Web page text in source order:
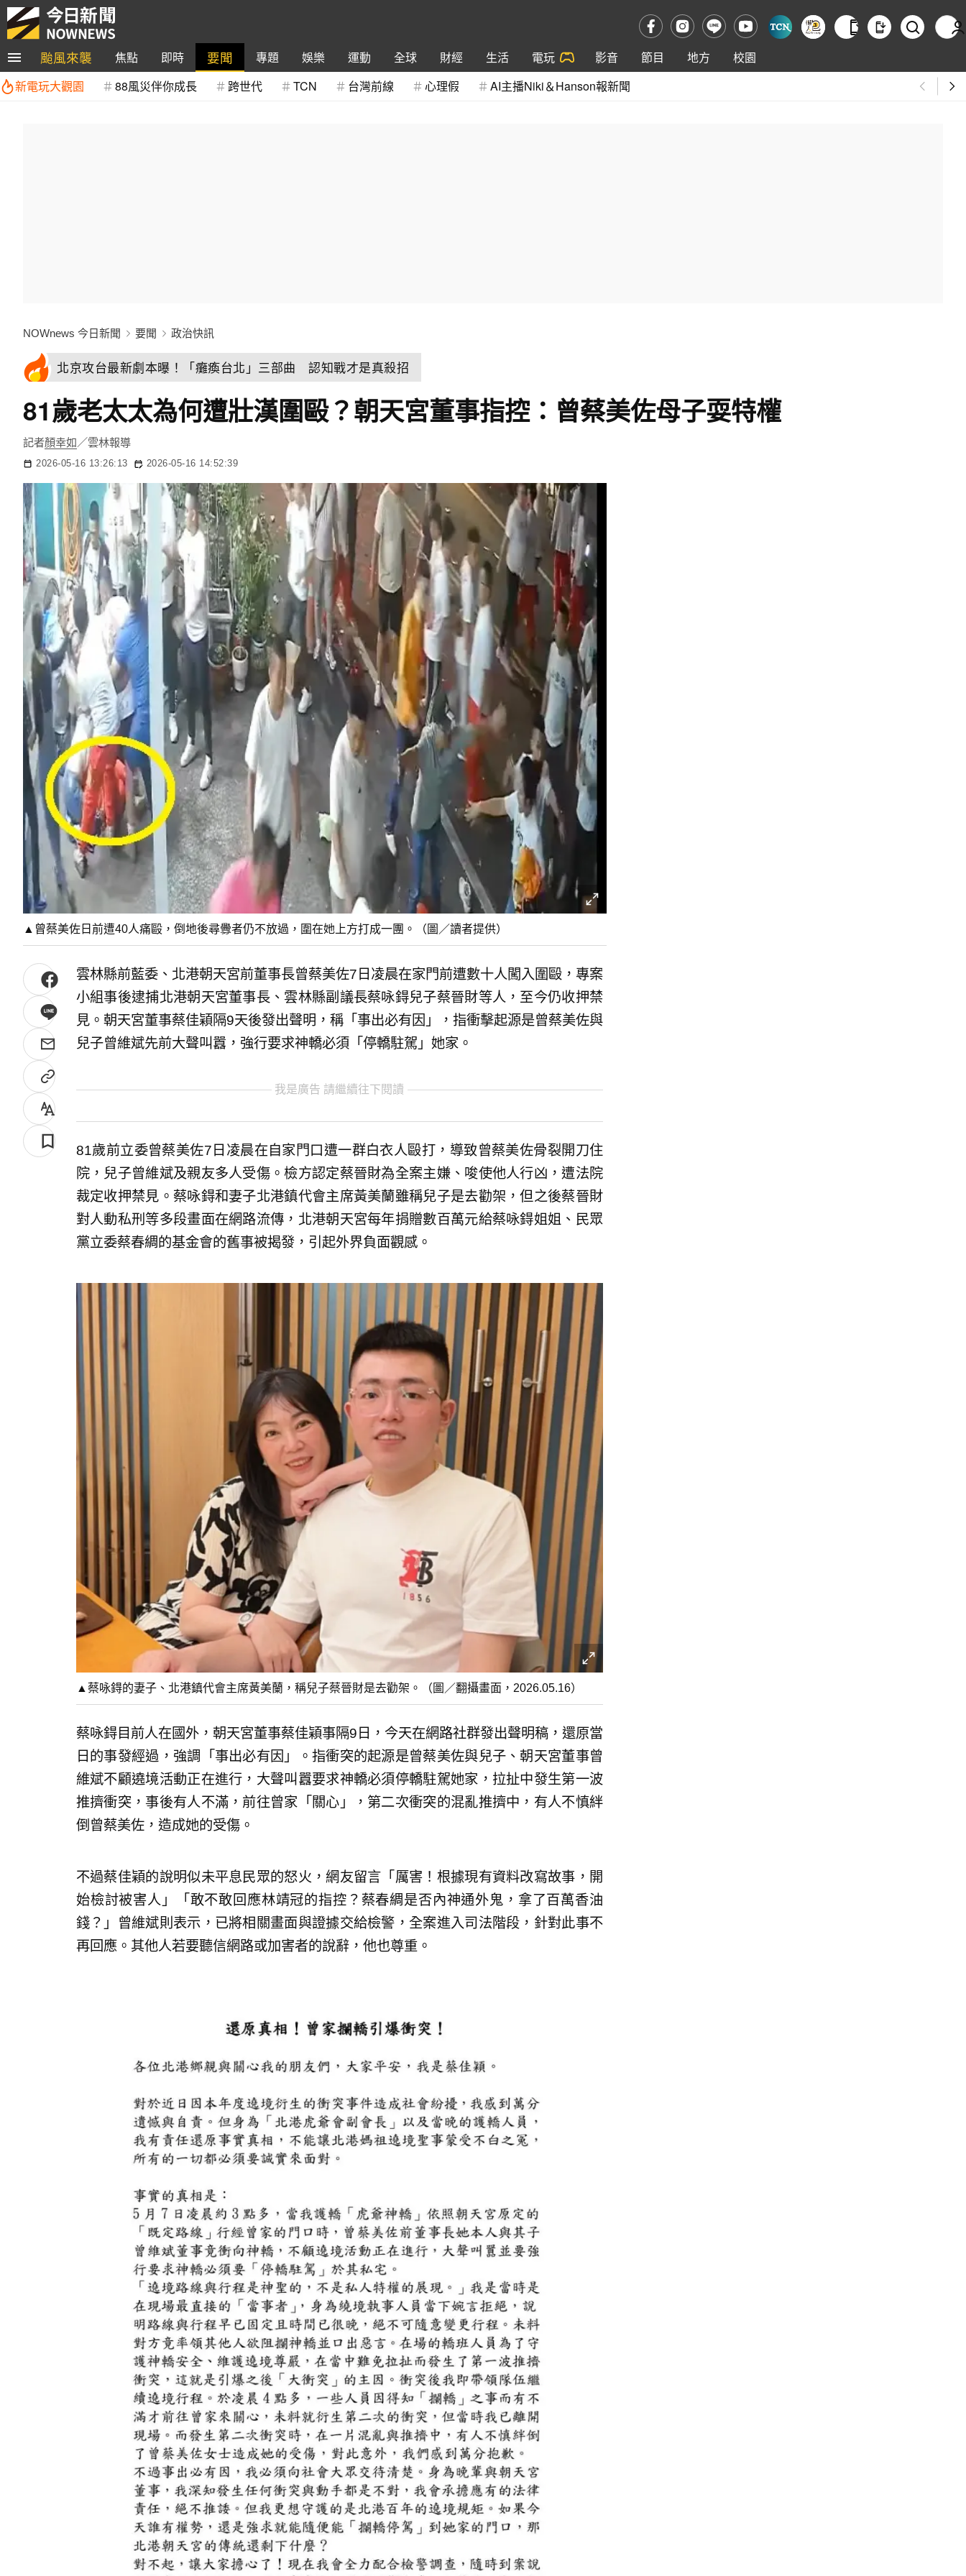
颱風來襲 焦點 即時 要聞 專題 娛樂 運動 全球 財經 生活 電玩 影音 節目 地方
校園
新電玩大觀園
88風災伴你成長 跨世代 TCN 台灣前線 心理假 AI主播Niki＆Hanson報新聞
NOWnews 今日新聞 要聞 政治快訊
北京攻台最新劇本曝！「癱瘓台北」三部曲 認知戰才是真殺招
81歲老太太為何遭壯漢圍毆？朝天宮董事指控：曾蔡美佐母子耍特權
記者顏幸如／雲林報導
2026-05-16 13:26:13 2026-05-16 14:52:39
▲曾蔡美佐日前遭40人痛毆，倒地後尋釁者仍不放過，圍在她上方打成一團。（圖／讀者提供）
雲林縣前藍委、北港朝天宮前董事長曾蔡美佐7日凌晨在家門前遭數十人闖入圍毆，專案
小組事後逮捕北港朝天宮董事長、雲林縣副議長蔡咏鍀兒子蔡晉財等人，至今仍收押禁
見。朝天宮董事蔡佳穎隔9天後發出聲明，稱「事出必有因」，指衝擊起源是曾蔡美佐與
兒子曾維斌先前大聲叫囂，強行要求神轎必須「停轎駐駕」她家。
我是廣告 請繼續往下閱讀
81歲前立委曾蔡美佐7日凌晨在自家門口遭一群白衣人毆打，導致曾蔡美佐骨裂開刀住
院，兒子曾維斌及親友多人受傷。檢方認定蔡晉財為全案主嫌、唆使他人行凶，遭法院
裁定收押禁見。蔡咏鍀和妻子北港鎮代會主席黃美蘭雖稱兒子是去勸架，但之後蔡晉財
對人動私刑等多段畫面在網路流傳，北港朝天宮每年捐贈數百萬元給蔡咏鍀姐姐、民眾
黨立委蔡春綢的基金會的舊事被揭發，引起外界負面觀感。
▲蔡咏鍀的妻子、北港鎮代會主席黃美蘭，稱兒子蔡晉財是去勸架。（圖／翻攝畫面，2026.05.16）
蔡咏鍀目前人在國外，朝天宮董事蔡佳穎事隔9日，今天在網路社群發出聲明稿，還原當
日的事發經過，強調「事出必有因」。指衝突的起源是曾蔡美佐與兒子、朝天宮董事曾
維斌不顧遶境活動正在進行，大聲叫囂要求神轎必須停轎駐駕她家，拉扯中發生第一波
推擠衝突，事後有人不滿，前往曾家「關心」，第二次衝突的混亂推擠中，有人不慎絆
倒曾蔡美佐，造成她的受傷。
不過蔡佳穎的說明似未平息民眾的怒火，網友留言「厲害！根據現有資料改寫故事，開
始檢討被害人」「敢不敢回應林靖冠的指控？蔡春綢是否內神通外鬼，拿了百萬香油
錢？」曾維斌則表示，已將相關畫面與證據交給檢警，全案進入司法階段，針對此事不
再回應。其他人若要聽信網路或加害者的說辭，他也尊重。